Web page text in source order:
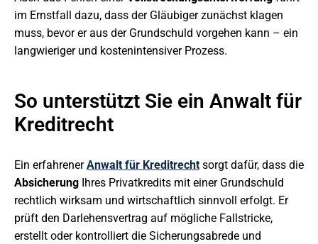
im Ernstfall dazu, dass der Gläubiger zunächst klagen
muss, bevor er aus der Grundschuld vorgehen kann – ein
langwieriger und kostenintensiver Prozess.
So unterstützt Sie ein Anwalt für
Kreditrecht
Ein erfahrenerAnwalt für Kreditrecht sorgt dafür, dass die
Absicherung Ihres Privatkredits mit einer Grundschuld
rechtlich wirksam und wirtschaftlich sinnvoll erfolgt. Er
prüft den Darlehensvertrag auf mögliche Fallstricke,
erstellt oder kontrolliert die Sicherungsabrede und